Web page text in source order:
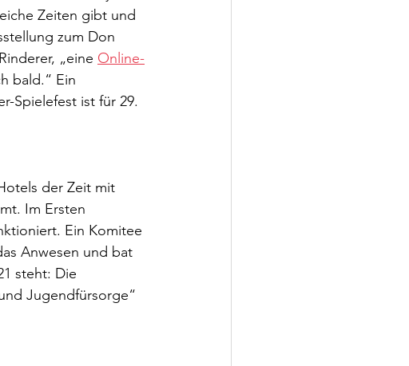
Zeiten gibt und
zum Don
„eine Online-
bald.“ Ein
Spielefest ist für 29.
der Zeit mit
Im Ersten
Ein Komitee
Anwesen und bat
steht: Die
Jugendfürsorge“